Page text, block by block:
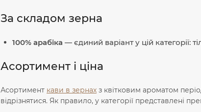
За складом зерна
100% арабіка — єдиний варіант у цій категорії:
Асортимент і ціна
Асортимент кави в зернах з квітковим ароматом
відрізнятися. Як правило, у категорії представлені